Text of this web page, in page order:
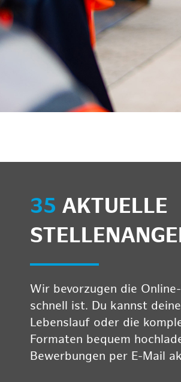
anzeigen/schließen
35 AKTUELLE
Wir bevorzugen die
schnell ist. Du kannst
Lebenslauf oder die
Formaten bequem
Bewerbungen per E-Mail